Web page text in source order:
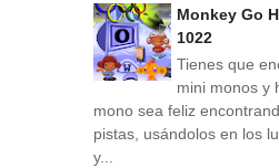
Monkey Go
1022
Tienes que
mini monos y
mono sea feliz
pistas, usándolos en los
y...